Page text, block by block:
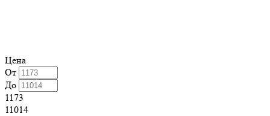
Цена
От
До
1173
11014